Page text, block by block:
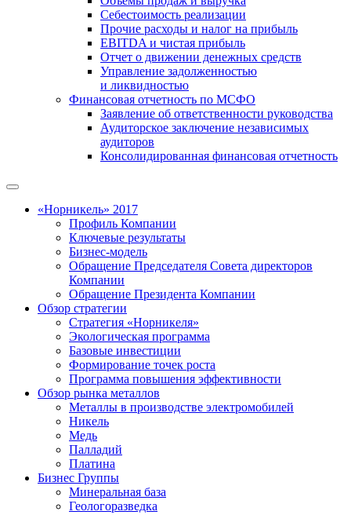
Себестоимость реализации
Прочие расходы и налог на прибыль
EBITDA и чистая прибыль
Отчет о движении денежных средств
Управление задолженностью
и ликвидностью
Финансовая отчетность по МСФО
Заявление об ответственности руководства
Аудиторское заключение независимых
аудиторов
Консолидированная финансовая отчетность
«Норникель» 2017
Профиль Компании
Ключевые результаты
Бизнес-модель
Обращение Председателя Совета директоров
Компании
Обращение Президента Компании
Обзор стратегии
Стратегия «Норникеля»
Экологическая программа
Базовые инвестиции
Формирование точек роста
Программа повышения эффективности
Обзор рынка металлов
Металлы в производстве электромобилей
Никель
Медь
Палладий
Платина
Бизнес Группы
Минеральная база
Геологоразведка